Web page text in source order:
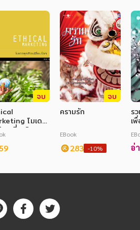
จบ
โมเดล
เปลี่ยนโลก
จบ
ครามรัก
EBook
283 -10%
ร
เ
อ่